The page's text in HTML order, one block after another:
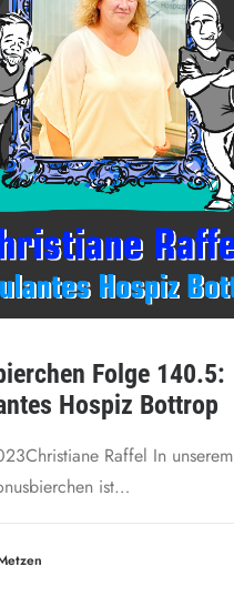
Folge 140.5:
Hospiz Bottrop
Raffel In unserem
ist…